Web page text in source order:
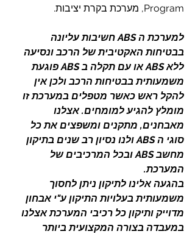
Program, מערכת בקרת יציבות.
למערכת ה ABS חשיבות עליונה
בבטיחות האקטיבית של הרכב ונסיעה
ללא ABS או עם תקלה ב ABS פוגעת
משמעותית בבטיחות הרכב ולכן אין
להקל ראש כאשר מטפלים במערכת זו
מומלץ להגיע למומחים. אצלנו
מאבחנים, מתקנים ומשפצים את כל
סוגי ה ABS ולנו נסיון רב שנים בתיקון
מחשב ABS ובכל המרכיבים של
המערכת.
בהגעה אלינו לתיקון ניתן לחסוך
משמעותית בעלויות התיקון ע"י אבחון
מדוייק ותיקון כל רכיבי המערכת אצלנו
במעבדה בצורה המקצועית ביותר